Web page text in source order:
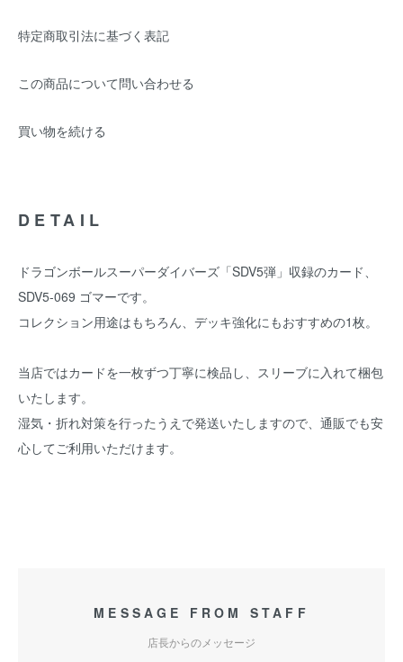
特定商取引法に基づく表記
この商品について問い合わせる
買い物を続ける
DETAIL
ドラゴンボールスーパーダイバーズ「SDV5弾」収録のカード、
SDV5-069 ゴマーです。
コレクション用途はもちろん、デッキ強化にもおすすめの1枚。
当店ではカードを一枚ずつ丁寧に検品し、スリーブに入れて梱包
いたします。
湿気・折れ対策を行ったうえで発送いたしますので、通販でも安
心してご利用いただけます。
MESSAGE FROM STAFF
店長からのメッセージ